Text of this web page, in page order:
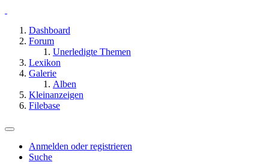
Dashboard
Forum
Unerledigte Themen
Lexikon
Galerie
Alben
Kleinanzeigen
Filebase
Anmelden oder registrieren
Suche